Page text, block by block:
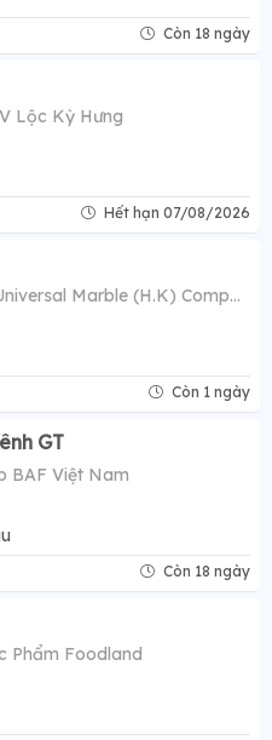
Còn 18 ngày
Lộc Kỳ Hưng
Hết hạn 07/08/2026
Văn phòng đại diện Universal Marble (H.K) Company Limited
Còn 1 ngày
GT
BAF Việt Nam
Còn 18 ngày
Phẩm Foodland